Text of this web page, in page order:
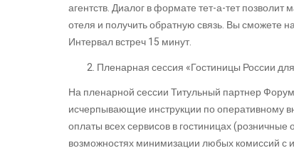
агентств. Диалог в формате тет-а-тет
отеля и получить обратную связь. Вы сможете
Интервал встреч 15 минут.
Пленарная сессия «Гостиницы России
На пленарной сессии Титульный партнер
исчерпывающие инструкции по оперативному
оплаты всех сервисов в гостиницах
возможностях минимизации любых комиссий с